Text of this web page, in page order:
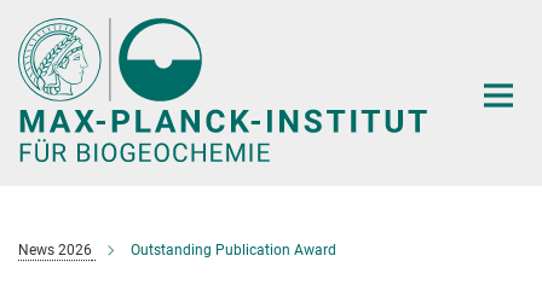
Hauptinhalt
News 2026 Outstanding Publication Award